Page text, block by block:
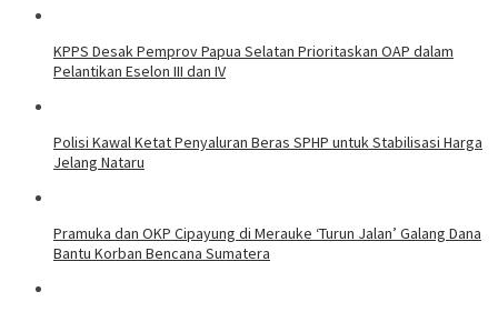
KPPS Desak Pemprov Papua Selatan Prioritaskan OAP dalam
Pelantikan Eselon III dan IV
Polisi Kawal Ketat Penyaluran Beras SPHP untuk Stabilisasi Harga
Jelang Nataru
Pramuka dan OKP Cipayung di Merauke ‘Turun Jalan’ Galang Dana
Bantu Korban Bencana Sumatera